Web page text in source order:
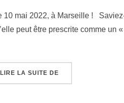
10 mai 2022, à Marseille !
peut être prescrite comme un
LIRE LA SUITE DE